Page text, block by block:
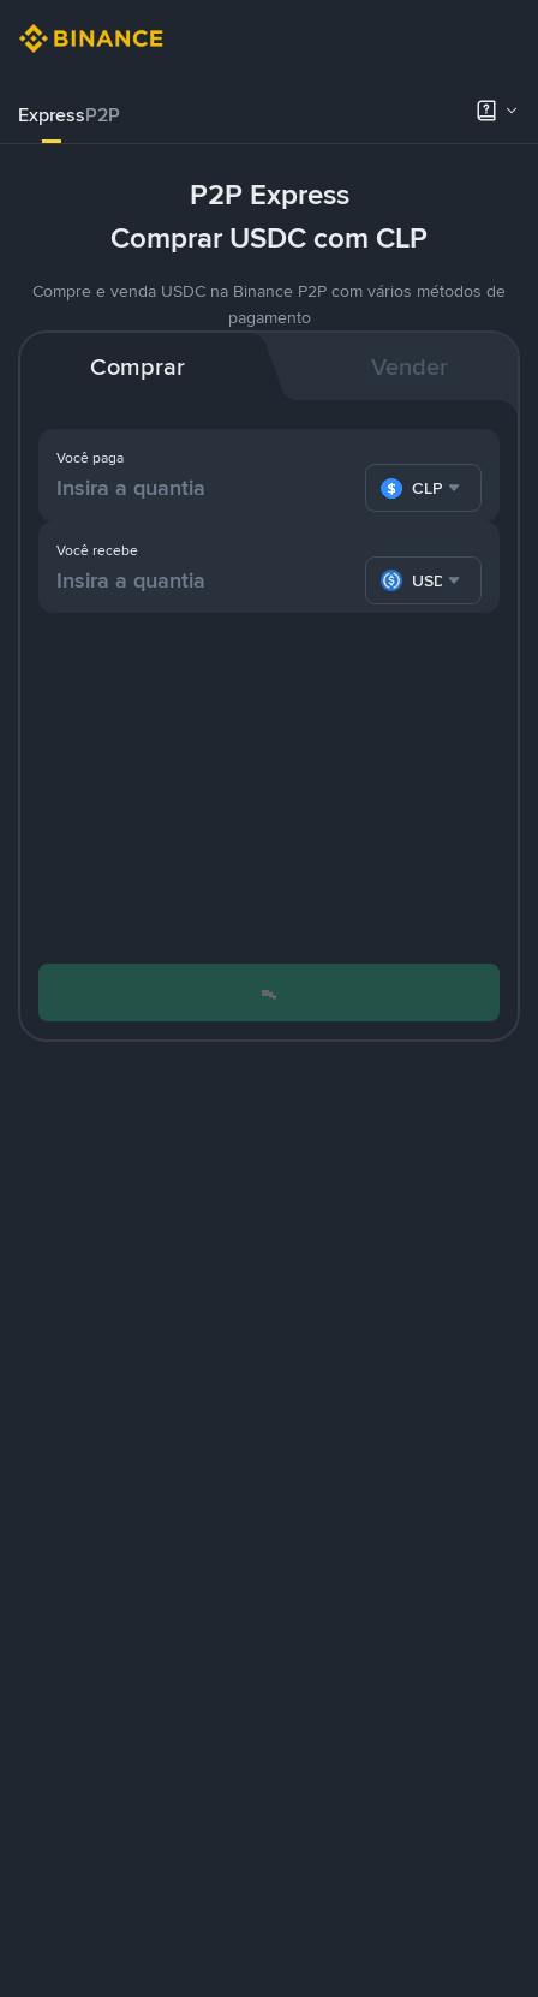
ExpressP2P
P2P Express
Comprar USDC com CLP
Compre e venda USDC na Binance P2P com vários métodos de
pagamento
Comprar Vender
Você paga
CLP
Você recebe
USDC